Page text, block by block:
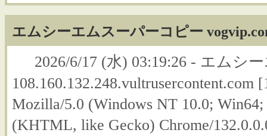
エムシーエムスーパーコピー
2026/6/17 (水) 03:19:26 - エムシ
108.160.132.248.vultrusercontent.com
Mozilla/5.0 (Windows NT 10.0;
(KHTML, like Gecko) Chrome/